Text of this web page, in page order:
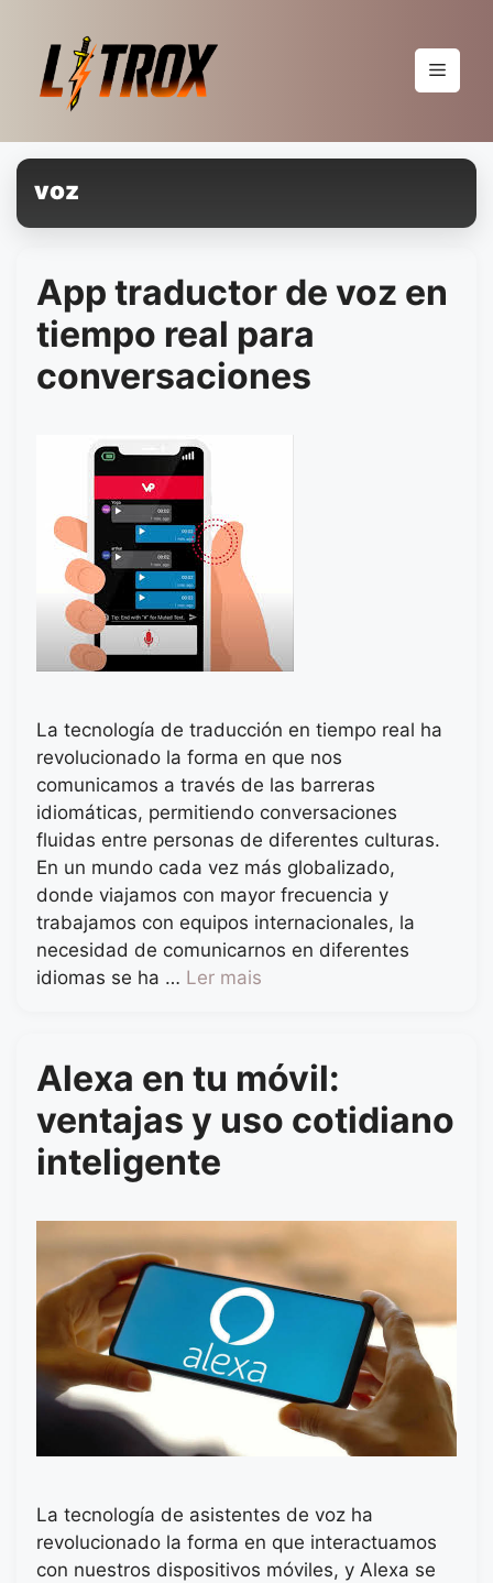
conteúdo
Menu
voz
App traductor de voz en
tiempo real para
conversaciones
La tecnología de traducción en tiempo real ha
revolucionado la forma en que nos
comunicamos a través de las barreras
idiomáticas, permitiendo conversaciones
fluidas entre personas de diferentes culturas.
En un mundo cada vez más globalizado,
donde viajamos con mayor frecuencia y
trabajamos con equipos internacionales, la
necesidad de comunicarnos en diferentes
idiomas se ha … Ler mais
Alexa en tu móvil:
ventajas y uso cotidiano
inteligente
La tecnología de asistentes de voz ha
revolucionado la forma en que interactuamos
con nuestros dispositivos móviles, y Alexa se